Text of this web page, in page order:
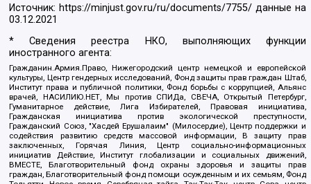
Источник: https://minjust.gov.ru/ru/documents/7755/ данные на
03.12.2021
* Сведения реестра НКО, выполняющих функции
иностранного агента:
Гражданин.Армия.Право, Нижегородский центр немецкой и европейской
культуры, Центр гендерных исследований, Фонд защиты прав граждан Штаб,
Институт права и публичной политики, Фонд борьбы с коррупцией, Альянс
врачей, НАСИЛИЮ.НЕТ, Мы против СПИДа, СВЕЧА, Открытый Петербург,
Гуманитарное действие, Лига Избирателей, Правовая инициатива,
Гражданская инициатива против экологической преступности,
Гражданский Союз, "Хасдей Ерушалаим" (Милосердие), Центр поддержки и
содействия развитию средств массовой информации, В защиту прав
заключенных, Горячая Линия, Центр социально-информационных
инициатив Действие, Институт глобализации и социальных движений,
ВМЕСТЕ, Благотворительный фонд охраны здоровья и защиты прав
граждан, Благотворительный фонд помощи осужденным и их семьям, Фонд